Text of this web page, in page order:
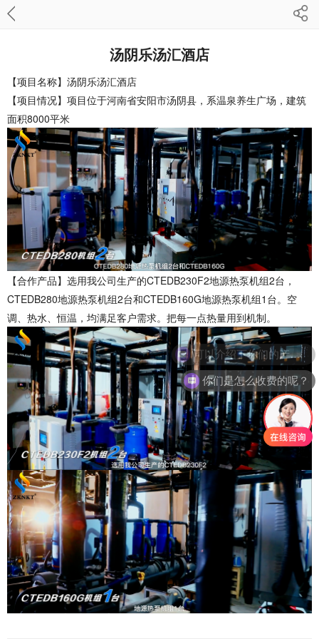
汤阴乐汤汇酒店
【项目名称】汤阴乐汤汇酒店
【项目情况】项目位于河南省安阳市汤阴县，系温泉养生广场，建筑
面积8000平米
【合作产品】选用我公司生产的CTEDB230F2地源热泵机组2台，
CTEDB280地源热泵机组2台和CTEDB160G地源热泵机组1台。空
调、热水、恒温，均满足客户需求。把每一点热量用到机制。
可以介绍下你们的产品么？
你们是怎么收费的呢？